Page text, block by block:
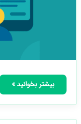
بیشتر بخوانید »